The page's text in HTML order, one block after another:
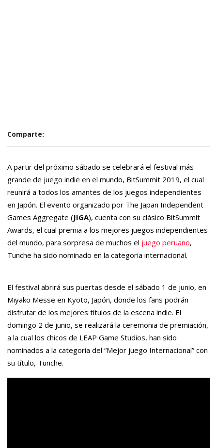
Comparte:
A partir del próximo sábado se celebrará el festival más
grande de juego indie en el mundo, BitSummit 2019, el cual
reunirá a todos los amantes de los juegos independientes
en Japón. El evento organizado por The Japan Independent
Games Aggregate (JIGA), cuenta con su clásico BitSummit
Awards, el cual premia a los mejores juegos independientes
del mundo, para sorpresa de muchos el juego peruano,
Tunche ha sido nominado en la categoría internacional.
El festival abrirá sus puertas desde el sábado 1 de junio, en
Miyako Messe en Kyoto, Japón, donde los fans podrán
disfrutar de los mejores títulos de la escena indie. El
domingo 2 de junio, se realizará la ceremonia de premiación,
a la cual los chicos de LEAP Game Studios, han sido
nominados a la categoría del “Mejor juego Internacional” con
su título, Tunche.